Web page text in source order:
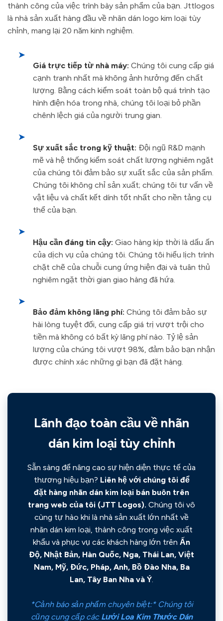
thành công của việc trình bày sản phẩm của bạn. Jttlogos
là nhà sản xuất hàng đầu về nhãn dán logo kim loại tùy
chỉnh, mang lại 20 năm kinh nghiệm.
➤
Giá trực tiếp từ nhà máy: Chúng tôi cung cấp giá
cạnh tranh nhất mà không ảnh hưởng đến chất
lượng. Bằng cách kiểm soát toàn bộ quá trình tạo
hình điện hóa trong nhà, chúng tôi loại bỏ phần
chênh lệch giá của người trung gian.
➤
Sự xuất sắc trong kỹ thuật: Đội ngũ R&D mạnh
mẽ và hệ thống kiểm soát chất lượng nghiêm ngặt
của chúng tôi đảm bảo sự xuất sắc của sản phẩm.
Chúng tôi không chỉ sản xuất; chúng tôi tư vấn về
vật liệu và chất kết dính tốt nhất cho nền tảng cụ
thể của bạn.
➤
Hậu cần đáng tin cậy: Giao hàng kịp thời là dấu ấn
của dịch vụ của chúng tôi. Chúng tôi hiểu lịch trình
chặt chẽ của chuỗi cung ứng hiện đại và tuân thủ
nghiêm ngặt thời gian giao hàng đã hứa.
➤
Bảo đảm không lãng phí: Chúng tôi đảm bảo sự
hài lòng tuyệt đối, cung cấp giá trị vượt trội cho
tiền mà không có bất kỳ lãng phí nào. Tỷ lệ sản
lượng của chúng tôi vượt 98%, đảm bảo bạn nhận
được chính xác những gì bạn đã đặt hàng.
Lãnh đạo toàn cầu về nhãn
dán kim loại tùy chỉnh
Sẵn sàng để nâng cao sự hiện diện thực tế của
thương hiệu bạn? Liên hệ với chúng tôi để
đặt hàng nhãn dán kim loại bán buôn trên
trang web của tôi (JTT Logos). Chúng tôi vô
cùng tự hào khi là nhà sản xuất lớn nhất về
nhãn dán kim loại, thành công trong việc xuất
khẩu và phục vụ các khách hàng lớn trên Ấn
Độ, Nhật Bản, Hàn Quốc, Nga, Thái Lan, Việt
Nam, Mỹ, Đức, Pháp, Anh, Bồ Đào Nha, Ba
Lan, Tây Ban Nha và Ý
*Cảnh báo sản phẩm chuyên biệt:* Chúng tôi
cũng cung cấp các Lưới Loa Kim Thước Dán